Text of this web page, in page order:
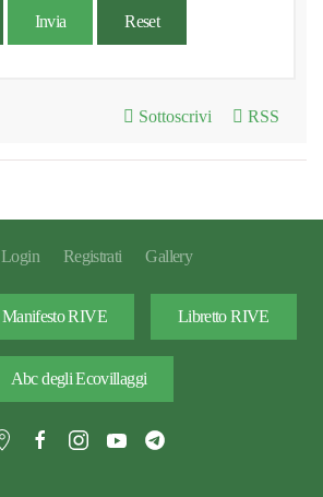
Invia Reset
Sottoscrivi RSS
Login Registrati Gallery
Manifesto RIVE Libretto RIVE
Abc degli Ecovillaggi